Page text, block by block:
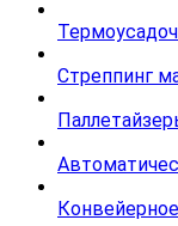
Стреппинг